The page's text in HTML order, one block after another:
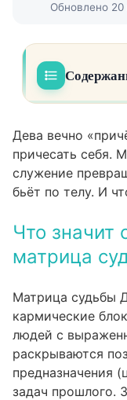
Обновлено
судьбы
02 Тема
Как
04 Здоровье
«дев»
06
быть
07
Как
служение
Дева вечно
причесать себя.
служение
бьёт по телу. И
Что значит
матрица
Матрица судьбы
кармические
людей с
раскрываются
предназначения
задач прошлого.